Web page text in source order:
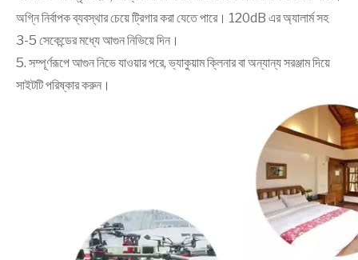
অগ্নি নির্বাপক ব্যবস্থার চেয়ে ট্রিগার করা যেতে পারে। 120dB এর অ্যালার্ম সহ
3-5 সেকেন্ডের মধ্যে আগুন নিভিয়ে দিন।
5. সম্পূর্ণরূপে আগুন নিভে যাওয়ার পরে, ভ্যাকুয়াম ক্লিনার বা অন্যান্য সরঞ্জাম দিয়ে
সাইটটি পরিষ্কার করুন।